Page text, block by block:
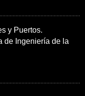
y Puertos.
de Ingeniería de la